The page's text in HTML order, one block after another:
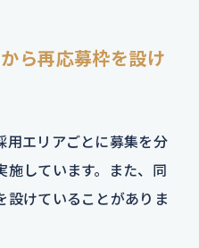
ら再応募枠を設け
用エリアごとに募集を分
施しています。また、同
設けていることがありま